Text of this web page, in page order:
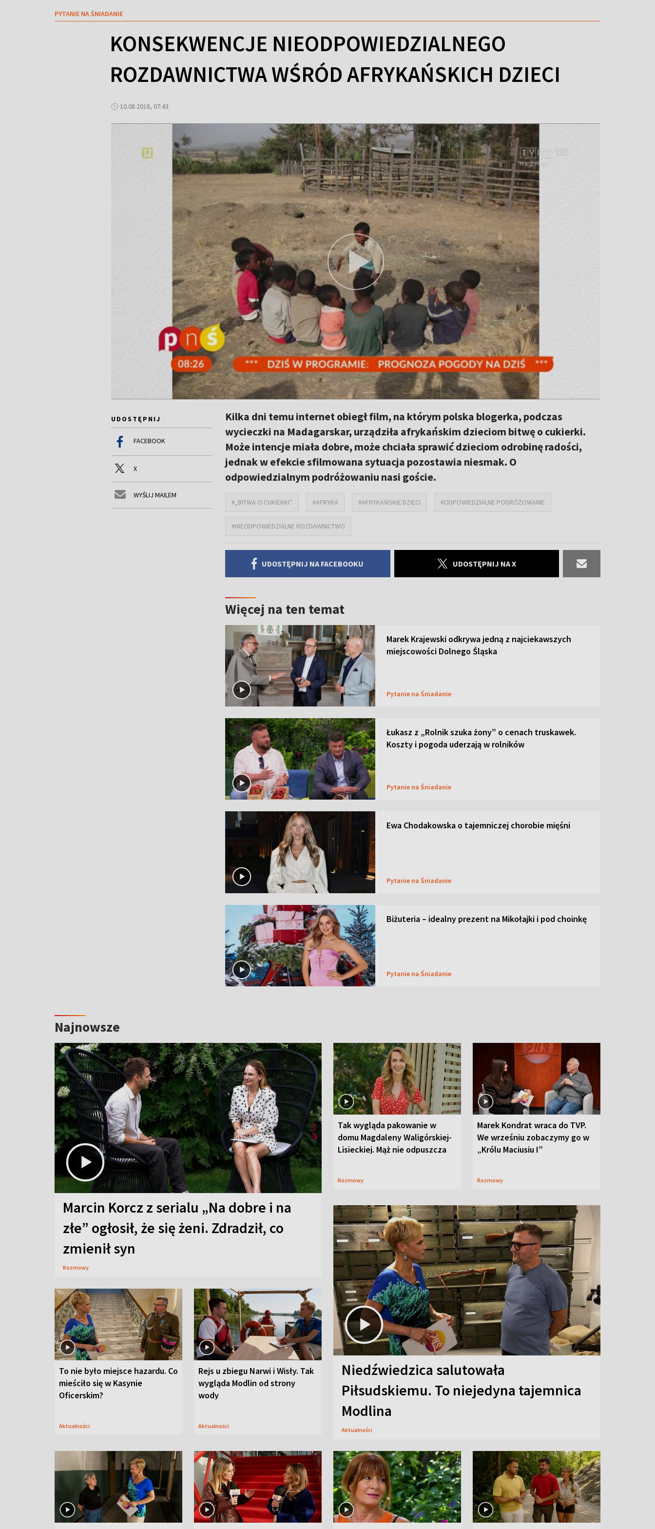
PYTANIE NA ŚNIADANIE
KONSEKWENCJE NIEODPOWIEDZIALNEGO
ROZDAWNICTWA WŚRÓD AFRYKAŃSKICH DZIECI
10.08.2018, 07:43
UDOSTĘPNIJ
FACEBOOK
X
WYŚLIJ MAILEM
Kilka dni temu internet obiegł film, na którym polska blogerka, podczas
wycieczki na Madagarskar, urządziła afrykańskim dzieciom bitwę o cukierki.
Może intencje miała dobre, może chciała sprawić dzieciom odrobinę radości,
jednak w efekcie sfilmowana sytuacja pozostawia niesmak. O
odpowiedzialnym podróżowaniu nasi goście.
#„BITWA O CUKIERKI” #AFRYKA #AFRYKAŃSKIE DZIECI #ODPOWIEDZIALNE PODRÓŻOWANIE
#NIEODPOWIEDZIALNE ROZDAWNICTWO
UDOSTĘPNIJ NA FACEBOOKU UDOSTĘPNIJ NA X
Więcej na ten temat
Marek Krajewski odkrywa jedną z najciekawszych
miejscowości Dolnego Śląska
Pytanie na Śniadanie
Łukasz z „Rolnik szuka żony” o cenach truskawek.
Koszty i pogoda uderzają w rolników
Pytanie na Śniadanie
Ewa Chodakowska o tajemniczej chorobie mięśni
Pytanie na Śniadanie
Biżuteria – idealny prezent na Mikołajki i pod choinkę
Pytanie na Śniadanie
Najnowsze
Marcin Korcz z serialu „Na dobre i na
złe” ogłosił, że się żeni. Zdradził, co
zmienił syn
Rozmowy
Tak wygląda pakowanie w
domu Magdaleny Waligórskiej-
Lisieckiej. Mąż nie odpuszcza
Rozmowy
Marek Kondrat wraca do TVP.
We wrześniu zobaczymy go w
„Królu Maciusiu I”
Rozmowy
To nie było miejsce hazardu. Co
mieściło się w Kasynie
Oficerskim?
Aktualności
Rejs u zbiegu Narwi i Wisły. Tak
wygląda Modlin od strony
wody
Aktualności
Niedźwiedzica salutowała
Piłsudskiemu. To niejedyna tajemnica
Modlina
Aktualności